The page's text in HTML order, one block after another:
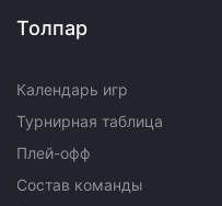
Толпар
Календарь игр
Турнирная таблица
Плей-офф
Состав команды